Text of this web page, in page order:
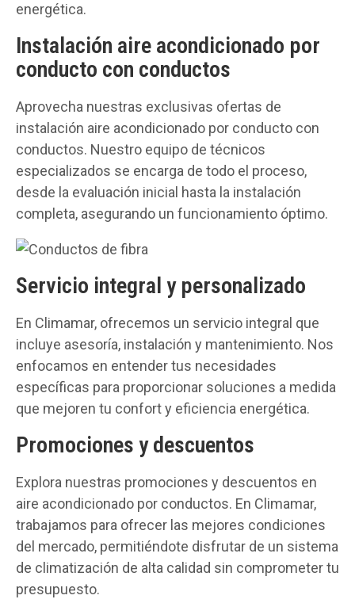
energética.
Instalación aire acondicionado por
conducto con conductos
Aprovecha nuestras exclusivas ofertas de
instalación aire acondicionado por conducto con
conductos. Nuestro equipo de técnicos
especializados se encarga de todo el proceso,
desde la evaluación inicial hasta la instalación
completa, asegurando un funcionamiento óptimo.
Servicio integral y personalizado
En Climamar, ofrecemos un servicio integral que
incluye asesoría, instalación y mantenimiento. Nos
enfocamos en entender tus necesidades
específicas para proporcionar soluciones a medida
que mejoren tu confort y eficiencia energética.
Promociones y descuentos
Explora nuestras promociones y descuentos en
aire acondicionado por conductos. En Climamar,
trabajamos para ofrecer las mejores condiciones
del mercado, permitiéndote disfrutar de un sistema
de climatización de alta calidad sin comprometer tu
presupuesto.